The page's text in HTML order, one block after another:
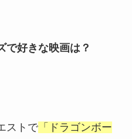
で好きな映画は？
ストで「ドラゴンボー